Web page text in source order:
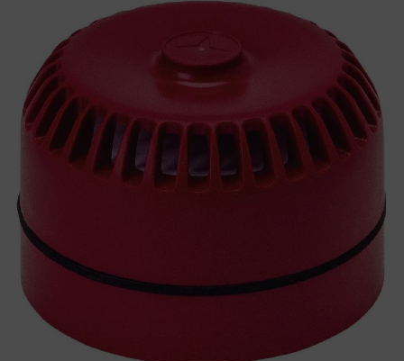
Support & Kontakt
Fachportal Brandschutz
Karriere bei Hertek